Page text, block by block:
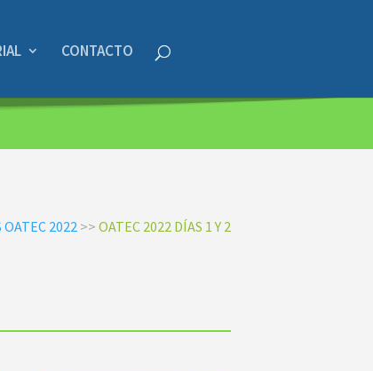
CONTACTO
OATEC 2022>> OATEC 2022 DÍAS 1 Y 2